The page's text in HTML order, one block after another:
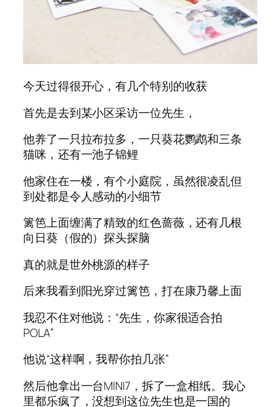
今天过得很开心，有几个特别的收获
首先是去到某小区采访一位先生，
他养了一只拉布拉多，一只葵花鹦鹉和三条
猫咪，还有一池子锦鲤
他家住在一楼，有个小庭院，虽然很凌乱但
到处都是令人感动的小细节
篱笆上面缠满了精致的红色蔷薇，还有几根
向日葵（假的）探头探脑
真的就是世外桃源的样子
后来我看到阳光穿过篱笆，打在康乃馨上面
我忍不住对他说：“先生，你家很适合拍
POLA”
他说“这样啊，我帮你拍几张”
然后他拿出一台MINI7，拆了一盒相纸。我心
里都乐疯了，没想到这位先生也是一国的